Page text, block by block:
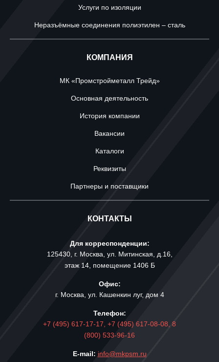
Услуги по изоляции
Неразъёмные соединения полиэтилен – сталь
КОМПАНИЯ
МК «Промстройметалл Трейд»
Основная деятельность
История компании
Вакансии
Каталоги
Реквизиты
Партнеры и поставщики
КОНТАКТЫ
Для корреспонденции:
125430, г. Москва, ул. Митинская, д.16,
этаж 14, помещение 1406 Б
Офис:
г. Москва, ул. Кашенкин луг, дом 4
Телефон:
+7 (495) 617-17-17, +7 (495) 617-08-08, 8
(800) 533-96-16
E-mail: info@mkpsm.ru